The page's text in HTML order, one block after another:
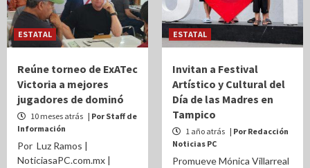
ESTATAL
Reúne torneo de ExATec
Victoria a mejores
jugadores de dominó
10 meses atrás | Por Staff de
Información
Por Luz Ramos |
NoticiasaPC.com.mx |
ESTATAL
Invitan a Festival
Artístico y Cultural del
Día de las Madres en
Tampico
1 año atrás | Por Redacción
Noticias PC
Promueve Mónica Villarreal